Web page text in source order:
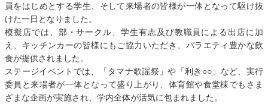
員をはじめとする学生、そして来場者の皆様が一体となって駆け抜
けた一日となりました。
模擬店では、部・サークル、学生有志及び教職員による出店に加
え、キッチンカーの皆様にもご協力いただき、バラエティ豊かな飲
食が提供されました。
ステージイベントでは、「タマナ歌謡祭」や「利き○○」など、実行
委員と来場者が一体となって盛り上がり、体育館や食堂棟でもさま
ざまな企画が実施され、学内全体が活気に包まれました。